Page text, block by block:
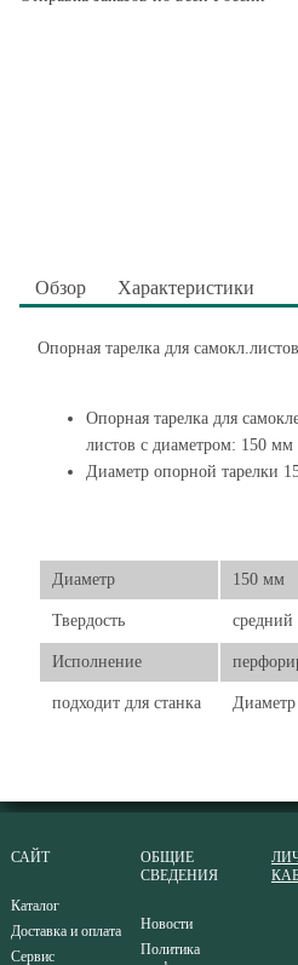
Обзор Характеристики
Опорная тарелка для
Опорная тарелка для
листов с диаметром: 150 мм
Диаметр опорной тарелки
Диаметр 150 мм
Твердость средний
Исполнение
подходит для станка
САЙТ
Каталог
Доставка и оплата
Сервис
ОБЩИЕ
СВЕДЕНИЯ
Новости
Политика